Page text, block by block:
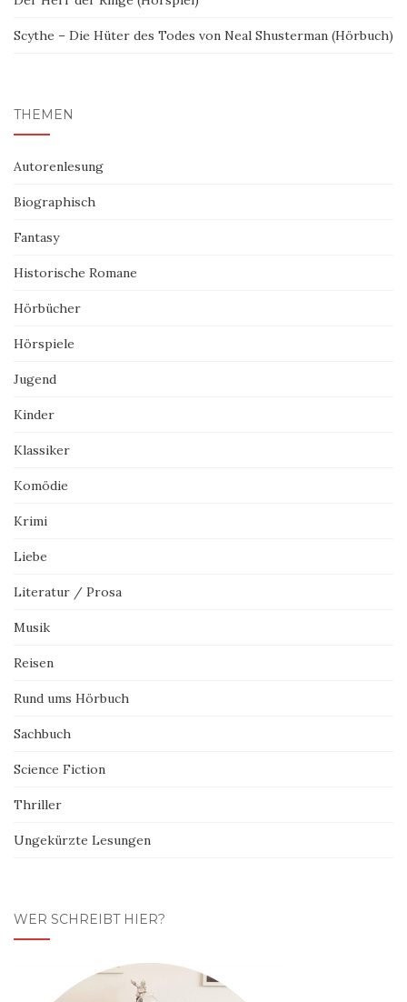
Scythe – Die Hüter des Todes von Neal Shusterman (Hörbuch)
THEMEN
Autorenlesung
Biographisch
Fantasy
Historische Romane
Hörbücher
Hörspiele
Jugend
Kinder
Klassiker
Komödie
Krimi
Liebe
Literatur / Prosa
Musik
Reisen
Rund ums Hörbuch
Sachbuch
Science Fiction
Thriller
Ungekürzte Lesungen
WER SCHREIBT HIER?